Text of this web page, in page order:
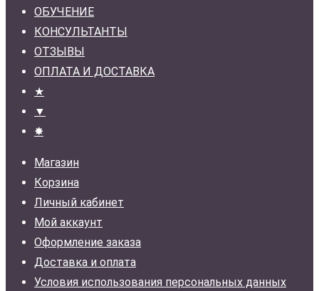
ОБУЧЕНИЕ
КОНСУЛЬТАНТЫ
ОТЗЫВЫ
ОПЛАТА И ДОСТАВКА
★
▼
✸
Магазин
Корзина
Личный кабинет
Мой аккаунт
Оформление заказа
Доставка и оплата
Условия использования персональных данных